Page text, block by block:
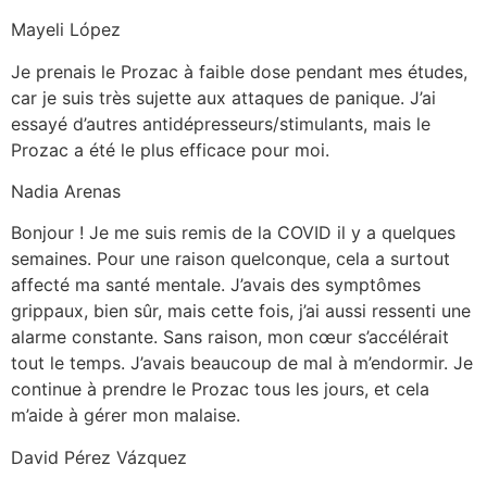
Mayeli López
Je prenais le Prozac à faible dose pendant mes études,
car je suis très sujette aux attaques de panique. J’ai
essayé d’autres antidépresseurs/stimulants, mais le
Prozac a été le plus efficace pour moi.
Nadia Arenas
Bonjour ! Je me suis remis de la COVID il y a quelques
semaines. Pour une raison quelconque, cela a surtout
affecté ma santé mentale. J’avais des symptômes
grippaux, bien sûr, mais cette fois, j’ai aussi ressenti une
alarme constante. Sans raison, mon cœur s’accélérait
tout le temps. J’avais beaucoup de mal à m’endormir. Je
continue à prendre le Prozac tous les jours, et cela
m’aide à gérer mon malaise.
David Pérez Vázquez